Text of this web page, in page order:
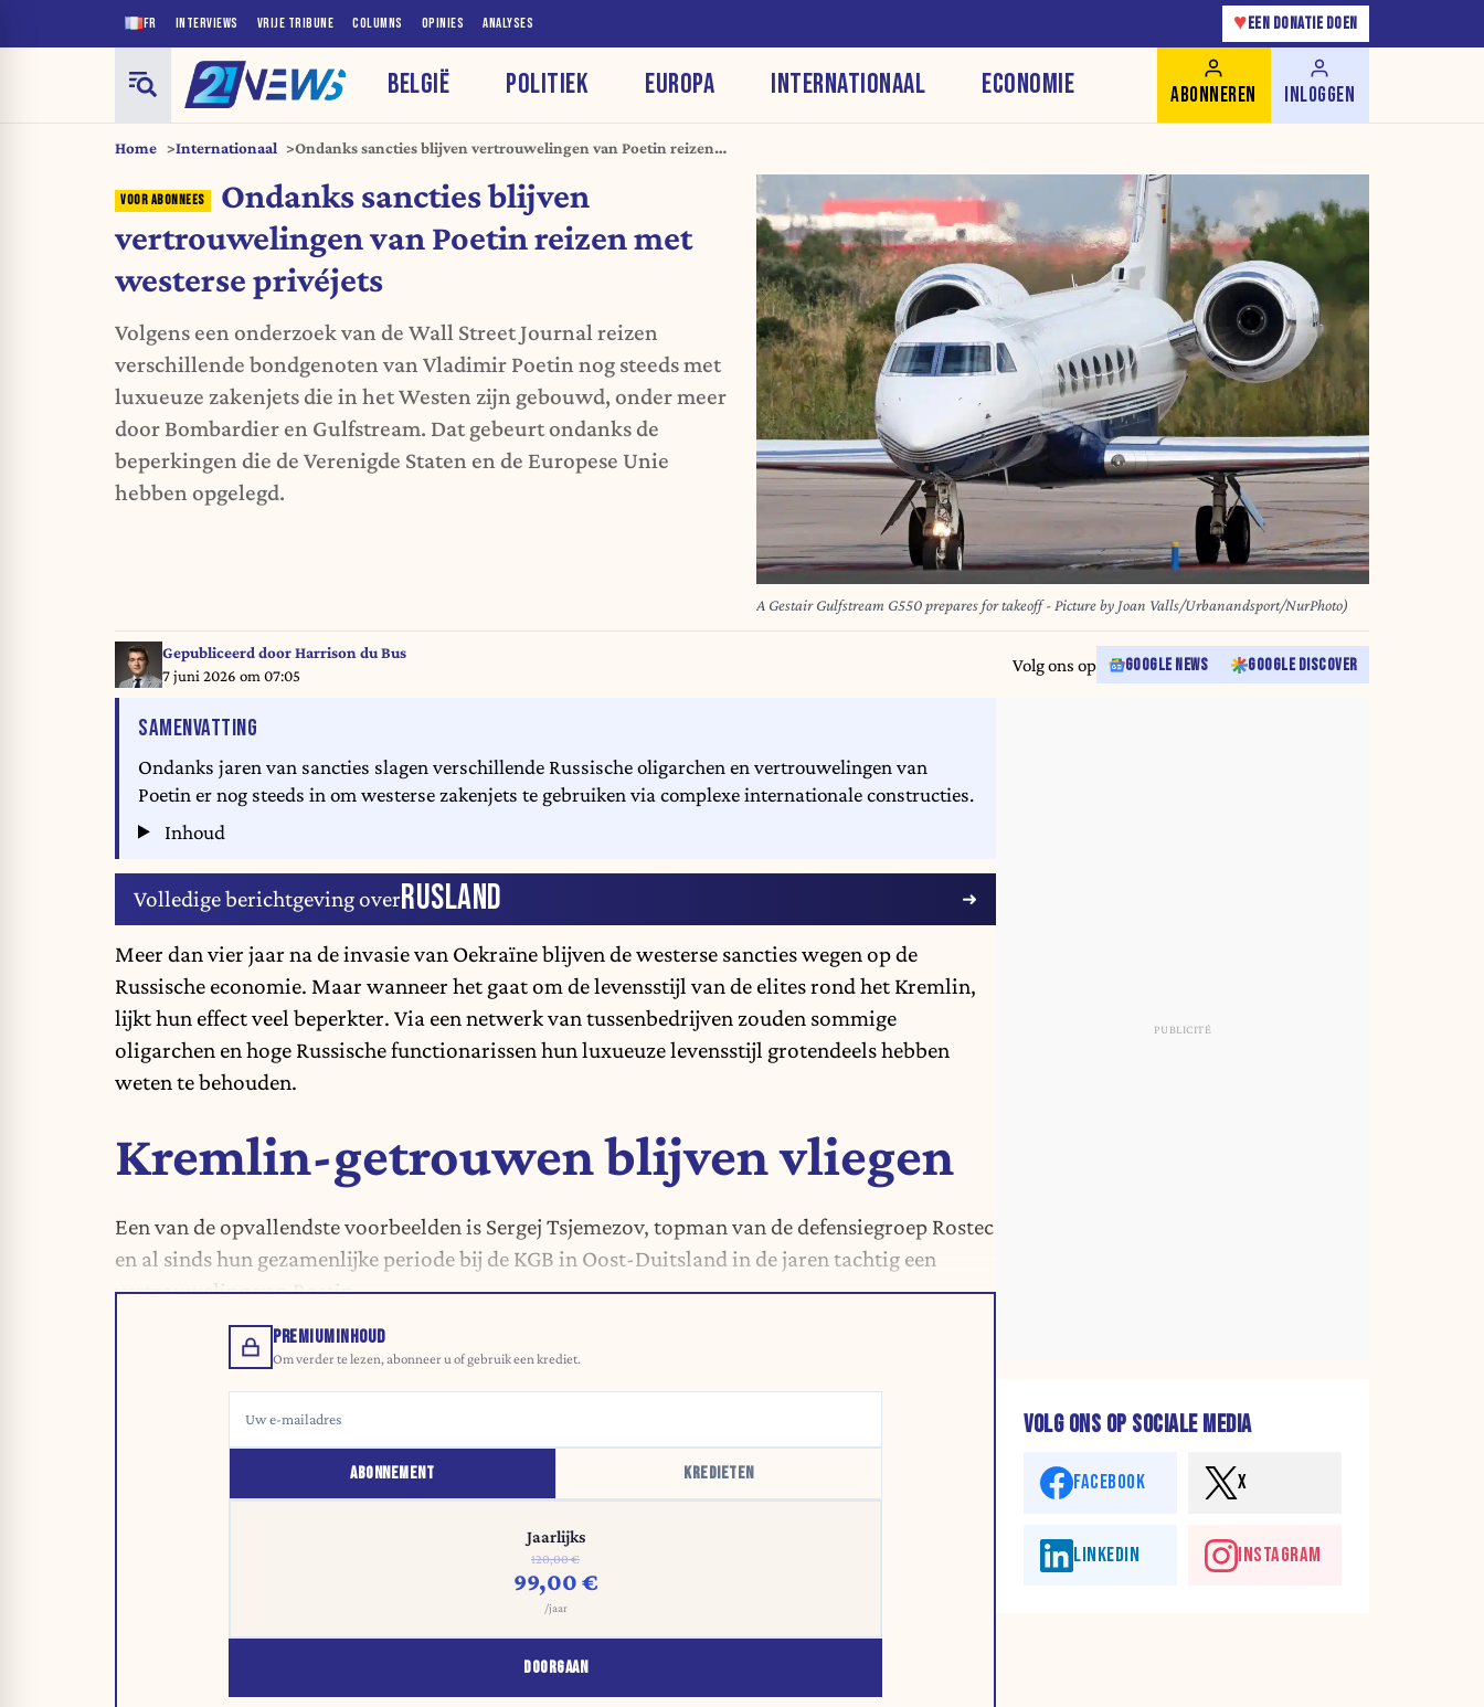
FR INTERVIEWS VRIJE TRIBUNE COLUMNS OPINIES ANALYSES ♥ EEN DONATIE DOEN
BELGIË POLITIEK EUROPA INTERNATIONAAL ECONOMIE ABONNEREN INLOGGEN
Home Internationaal
Ondanks sancties blijven vertrouwelingen van Poetin reizen
Ondanks sancties blijven
vertrouwelingen van Poetin reizen met
westerse privéjets
Volgens een onderzoek van de Wall Street Journal reizen
verschillende bondgenoten van Vladimir Poetin nog steeds met
luxueuze zakenjets die in het Westen zijn gebouwd, onder meer
door Bombardier en Gulfstream. Dat gebeurt ondanks de
beperkingen die de Verenigde Staten en de Europese Unie
hebben opgelegd.
A Gestair Gulfstream G550 prepares for takeoff - Picture by Joan Valls/Urbanandsport/NurPhoto)
Gepubliceerd doorHarrison du Bus
7 juni 2026 om 07:05
Volg ons op GOOGLE NEWS GOOGLE DISCOVER
SAMENVATTING
Ondanks jaren van sancties slagen verschillende Russische oligarchen en vertrouwelingen van
Poetin er nog steeds in om westerse zakenjets te gebruiken via complexe internationale constructies.
Inhoud
Volledige berichtgeving overRUSLAND
Meer dan vier jaar na de invasie van Oekraïne blijven dewesterse sanctieswegen op de
Russische economie. Maar wanneer het gaat om de levensstijl van de elites rond het Kremlin,
lijkt hun effect veel beperkter. Via een netwerk van tussenbedrijven zouden sommige
oligarchen en hoge Russische functionarissen hun luxueuze levensstijl grotendeels hebben
weten te behouden.
Kremlin-getrouwen blijven vliegen
Een van de opvallendste voorbeelden is Sergej Tsjemezov, topman van de defensiegroep Rostec
en al sinds hun gezamenlijke periode bij de KGB in Oost-Duitsland in de jaren tachtig een
vertrouweling van Poetin.
PREMIUMINHOUD
Om verder te lezen, abonneer u of gebruik een krediet.
ABONNEMENT KREDIETEN
Jaarlijks
120,00 €
99,00 €
/jaar
DOORGAAN
VOLG ONS OP SOCIALE MEDIA
FACEBOOK X
LINKEDIN INSTAGRAM